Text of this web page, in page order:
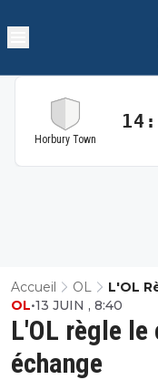
Horbury Town
Accueil OL
L'OL
L'OL règle le
échange
OL•13 JUIN , 8:40